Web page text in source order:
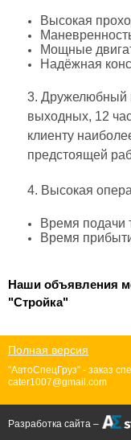
Высокая
Мощные
Надёжная
3. Дружелюбный
выходных, 12
клиенту
предстоящей
4. Высокая
Время подачи
Время
Наши объявления
"Стройка"
Полная версия
"АвтоСпецГруз" - заказ
cater1007@gmail.com
Разработка сайта –